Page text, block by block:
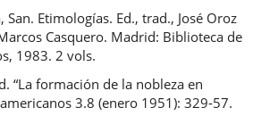
San. Etimologías. Ed., trad., José Oroz
Casquero. Madrid: Biblioteca de
1983. 2 vols.
“La formación de la nobleza en
3.8 (enero 1951): 329-57.